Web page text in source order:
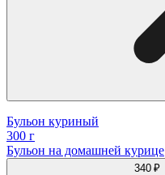
Бульон куриный
300 г
Бульон на домашней курице
340 ₽